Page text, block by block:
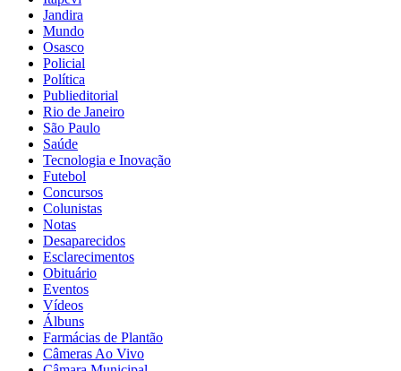
Jandira
Mundo
Osasco
Policial
Política
Publieditorial
Rio de Janeiro
São Paulo
Saúde
Tecnologia e Inovação
Futebol
Concursos
Colunistas
Notas
Desaparecidos
Esclarecimentos
Obituário
Eventos
Vídeos
Álbuns
Farmácias de Plantão
Câmeras Ao Vivo